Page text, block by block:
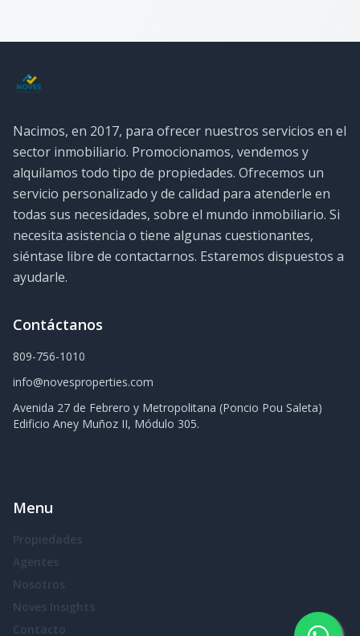
Nacimos, en 2017, para ofrecer nuestros servicios en el
sector inmobiliario. Promocionamos, vendemos y
alquilamos todo tipo de propiedades. Ofrecemos un
servicio personalizado y de calidad para atenderle en
todas sus necesidades, sobre el mundo inmobiliario. Si
necesita asistencia o tiene algunas cuestionantes,
siéntase libre de contactarnos. Estaremos dispuestos a
ayudarle.
Contáctanos
809-756-1010
info@novesproperties.com
Avenida 27 de Febrero y Metropolitana (Poncio Pou Saleta)
Edificio Aney Muñoz II, Módulo 305.
Menu
Propiedades
Agentes
Nosotros
Noves Insights
Contacto